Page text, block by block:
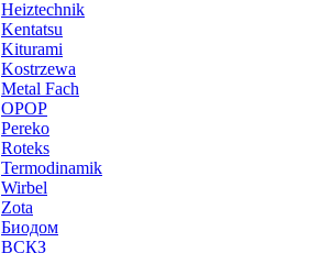
Heiztechnik
Kentatsu
Kiturami
Kostrzewa
Metal Fach
OPOP
Pereko
Roteks
Termodinamik
Wirbel
Zota
Биодом
ВСКЗ